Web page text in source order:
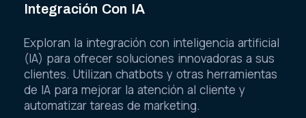
Integración Con IA
Exploran la integración con inteligencia artificial
(IA) para ofrecer soluciones innovadoras a sus
clientes. Utilizan chatbots y otras herramientas
de IA para mejorar la atención al cliente y
automatizar tareas de marketing.